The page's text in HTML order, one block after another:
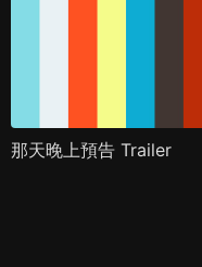
那天晚上預告 Trailer